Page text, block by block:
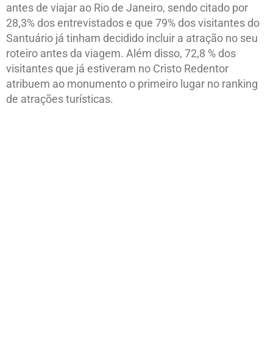
antes de viajar ao Rio de Janeiro, sendo citado por
28,3% dos entrevistados e que 79% dos visitantes do
Santuário já tinham decidido incluir a atração no seu
roteiro antes da viagem. Além disso, 72,8 % dos
visitantes que já estiveram no Cristo Redentor
atribuem ao monumento o primeiro lugar no ranking
de atrações turísticas.